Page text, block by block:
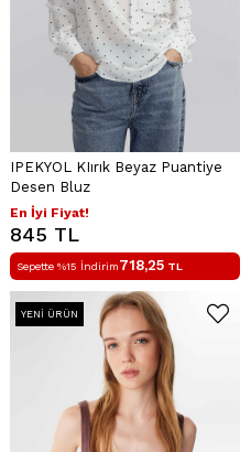
IPEKYOL KIırık Beyaz Puantiye
Desen Bluz
En İyi Fiyat!
845 TL
Sepette %15 İndirim718,25 TL
YENI ÜRÜN